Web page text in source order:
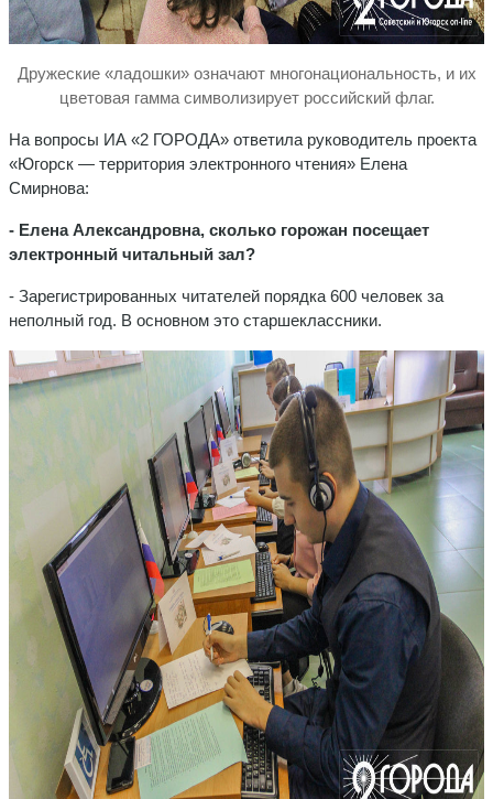
Дружеские «ладошки» означают многонациональность, и их
цветовая гамма символизирует российский флаг.
На вопросы ИА «2 ГОРОДА» ответила руководитель проекта
«Югорск — территория электронного чтения» Елена
Смирнова:
- Елена Александровна, сколько горожан посещает
электронный читальный зал?
- Зарегистрированных читателей порядка 600 человек за
неполный год. В основном это старшеклассники.